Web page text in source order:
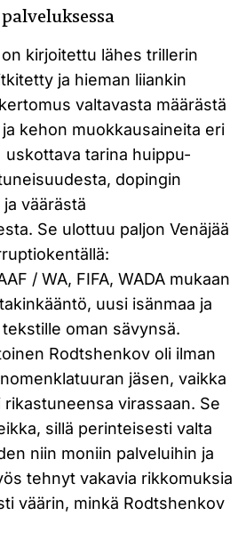
on kirjoitettu lähes trillerin
ja hieman liiankin
valtavasta määrästä
kehon muokkausaineita eri
tarina huippu-
dopingin
väärästä
Se ulottuu paljon Venäjää
/ WA, FIFA, WADA mukaan
uusi isänmaa ja
oman sävynsä.
Rodtshenkov oli ilman
jäsen, vaikka
virassaan. Se
sillä perinteisesti valta
niin moniin palveluihin ja
tehnyt vakavia rikkomuksia
väärin, minkä Rodtshenkov